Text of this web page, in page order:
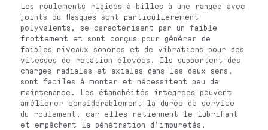
Les roulements rigides à billes à une rangée avec
joints ou flasques sont particulièrement
polyvalents, se caractérisent par un faible
frottement et sont conçus pour générer de
faibles niveaux sonores et de vibrations pour des
vitesses de rotation élevées. Ils supportent des
charges radiales et axiales dans les deux sens,
sont faciles à monter et nécessitent peu de
maintenance. Les étanchéités intégrées peuvent
améliorer considérablement la durée de service
du roulement, car elles retiennent le lubrifiant
et empêchent la pénétration d'impuretés.